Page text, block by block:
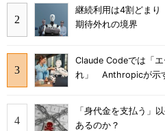
継続利用は4割どま
期待外れの境界
Claude Codeでは「
れ」 Anthropicが示
「身代金を支払う」
あるのか？